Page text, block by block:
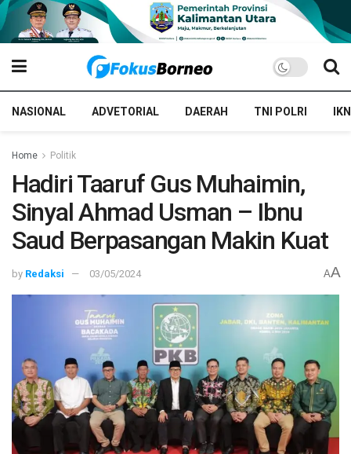
NASIONAL ADVETORIAL DAERAH TNI POLRI IKN
Home Politik
Hadiri Taaruf Gus Muhaimin,
Sinyal Ahmad Usman – Ibnu
Saud Berpasangan Makin Kuat
by Redaksi 03/05/2024 AA